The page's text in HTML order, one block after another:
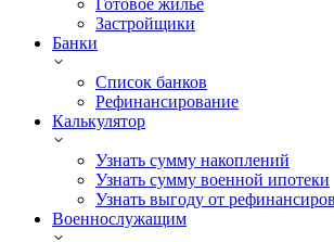
Готовое жилье
Застройщики
Банки
Список банков
Рефинансирование
Калькулятор
Узнать сумму накоплений
Узнать сумму военной ипотеки
Узнать выгоду от
Военнослужащим